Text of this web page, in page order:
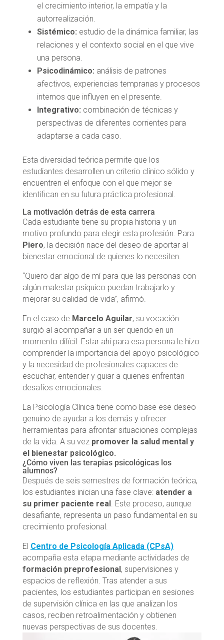
el crecimiento interior, la empatía y la
autorrealización.
Sistémico: estudio de la dinámica familiar, las
relaciones y el contexto social en el que vive
una persona.
Psicodinámico: análisis de patrones
afectivos, experiencias tempranas y procesos
internos que influyen en el presente.
Integrativo: combinación de técnicas y
perspectivas de diferentes corrientes para
adaptarse a cada caso.
Esta diversidad teórica permite que los
estudiantes desarrollen un criterio clínico sólido y
encuentren el enfoque con el que mejor se
identifican en su futura práctica profesional.
La motivación detrás de esta carrera
Cada estudiante tiene su propia historia y un
motivo profundo para elegir esta profesión. Para
Piero, la decisión nace del deseo de aportar al
bienestar emocional de quienes lo necesiten.
“Quiero dar algo de mí para que las personas con
algún malestar psíquico puedan trabajarlo y
mejorar su calidad de vida”, afirmó.
En el caso de Marcelo Aguilar, su vocación
surgió al acompañar a un ser querido en un
momento difícil. Estar ahí para esa persona le hizo
comprender la importancia del apoyo psicológico
y la necesidad de profesionales capaces de
escuchar, entender y guiar a quienes enfrentan
desafíos emocionales.
La Psicología Clínica tiene como base ese deseo
genuino de ayudar a los demás y ofrecer
herramientas para afrontar situaciones complejas
de la vida. A su vezpromover la salud mental y
el bienestar psicológico.
¿Cómo viven las terapias psicológicas los
alumnos?
Después de seis semestres de formación teórica,
los estudiantes inician una fase clave: atender a
su primer paciente real . Este proceso, aunque
desafiante, representa un paso fundamental en su
crecimiento profesional.
El Centro de Psicología Aplicada (CPsA)
acompaña esta etapa mediante actividades de
formación preprofesional , supervisiones y
espacios de reflexión. Tras atender a sus
pacientes, los estudiantes participan en sesiones
de supervisión clínica en las que analizan los
casos, reciben retroalimentación y obtienen
nuevas perspectivas de sus docentes.